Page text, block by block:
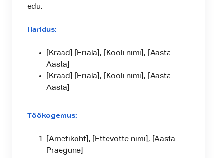
edu.
Haridus:
[Kraad] [Eriala], [Kooli nimi], [Aasta -
Aasta]
[Kraad] [Eriala], [Kooli nimi], [Aasta -
Aasta]
Töökogemus:
[Ametikoht], [Ettevõtte nimi], [Aasta -
Praegune]